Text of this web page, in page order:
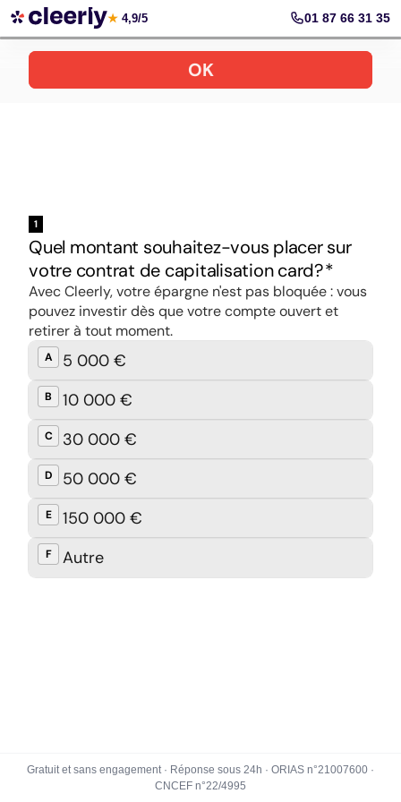
Ouvrir un contrat de capitalisation
★ 4,9/5 01 87 66 31 35
Gratuit et sans engagement · Réponse sous 24h · ORIAS n°21007600 ·
CNCEF n°22/4995